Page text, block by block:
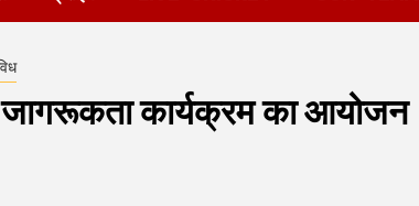
जागरूकता कार्यक्रम का आयोजन